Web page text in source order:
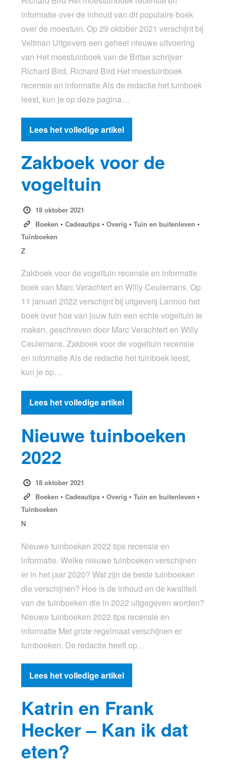
informatie over de inhoud van dit populaire boek
over de moestuin. Op 29 oktober 2021 verschijnt bij
Veltman Uitgevers een geheel nieuwe uitvoering
van Het moestuinboek van de Britse schrijver
Richard Bird. Richard Bird Het moestuinboek
recensie en informatie Als de redactie het tuinboek
leest, kun je op deze pagina…
Lees het volledige artikel
Zakboek voor de
vogeltuin
18 oktober 2021
Boeken • Cadeautips• Overig • Tuin en buitenleven •
Tuinboeken
Z
Zakboek voor de vogeltuin recensie en informatie
boek van Marc Verachtert en Willy Ceulemans. Op
11 januari 2022 verschijnt bij uitgeverij Lannoo het
boek over hoe van jouw tuin een echte vogeltuin te
maken, geschreven door Marc Verachtert en Willy
Ceulemans. Zakboek voor de vogeltuin recensie
en informatie Als de redactie het tuinboek leest,
kun je op…
Lees het volledige artikel
Nieuwe tuinboeken
2022
18 oktober 2021
Boeken • Cadeautips• Overig • Tuin en buitenleven •
Tuinboeken
N
Nieuwe tuinboeken 2022 tips recensie en
informatie. Welke nieuwe tuinboeken verschijnen
er in het jaar 2020? Wat zijn de beste tuinboeken
die verschijnen? Hoe is de inhoud en de kwaliteit
van de tuinboeken die in 2022 uitgegeven worden?
Nieuwe tuinboeken 2022 tips recensie en
informatie Met grote regelmaat verschijnen er
tuinboeken. De redactie heeft op…
Lees het volledige artikel
Katrin en Frank
Hecker – Kan ik dat
eten?